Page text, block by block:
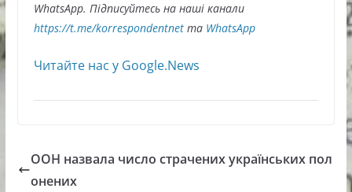
WhatsApp. Підписуйтесь на наші канали
https://t.me/korrespondentnetта WhatsApp
Читайте нас у Google.News
ООН назвала число страчених українських пол
онених